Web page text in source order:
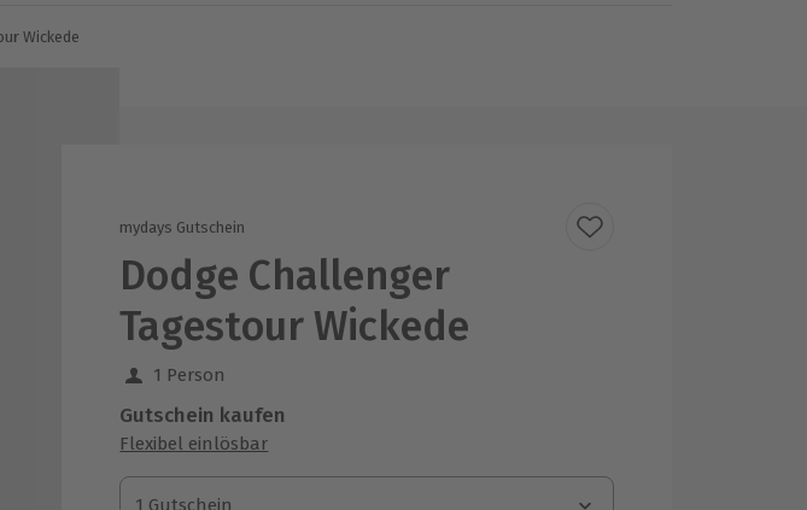
Wickede
mydays Gutschein
Dodge Challenger
Tagestour Wickede
1 Person
Gutschein kaufen
Flexibel einlösbar
1 Gutschein
1 Gutschein